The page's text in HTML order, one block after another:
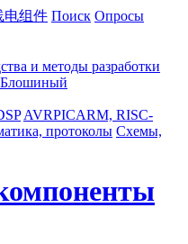
电组件 Поиск Опросы
и методы разработки
Блошиный
AVRPICARM, RISC-
протоколы Схемы,